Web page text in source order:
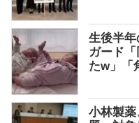
生後半年
ガード
たw」「
小林製